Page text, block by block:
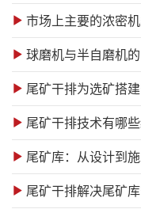
市场上主要的浓密
球磨机与半自磨机
尾矿干排为选矿搭
尾矿干排技术有哪些
尾矿干排解决尾矿